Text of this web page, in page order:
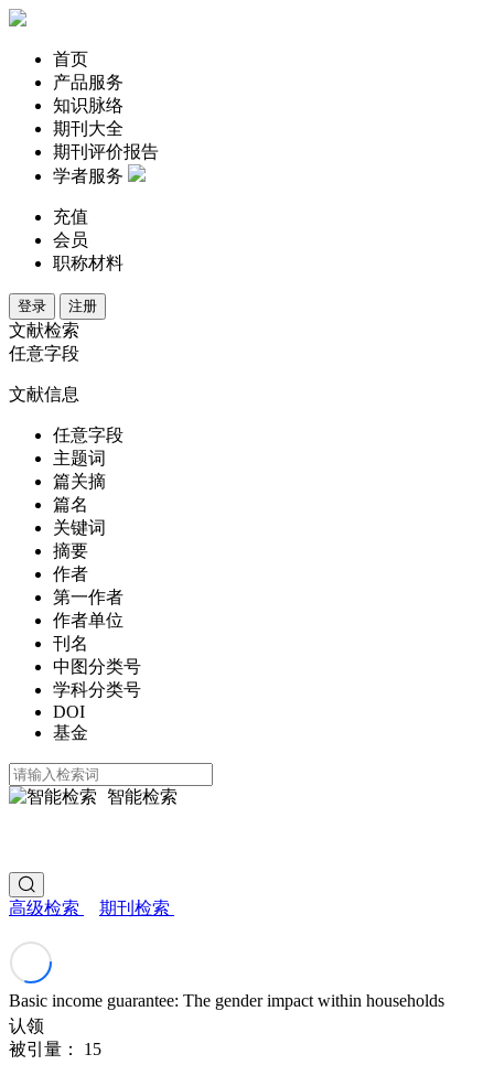
首页
产品服务
知识脉络
期刊大全
期刊评价报告
学者服务
充值
会员
职称材料
登录 注册
文献检索
任意字段
文献信息
任意字段
主题词
篇关摘
篇名
关键词
摘要
作者
第一作者
作者单位
刊名
中图分类号
学科分类号
DOI
基金
智能检索
高级检索 期刊检索
Basic income guarantee: The gender impact within households
认领
被引量： 15